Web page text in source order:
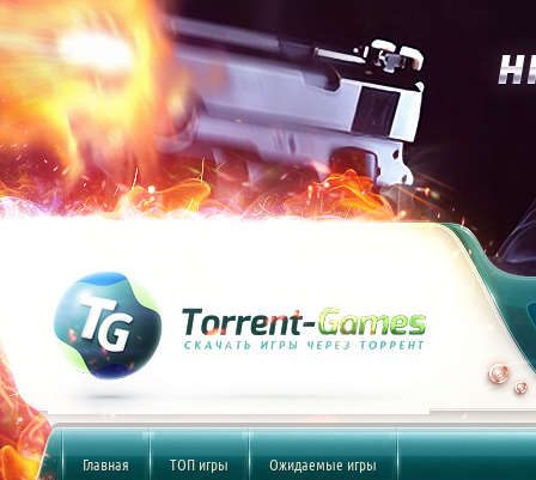
Главная ТОП игры Ожидаемые игры